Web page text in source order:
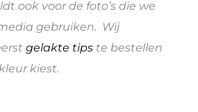
ook voor de foto’s die we
gebruiken. Wij
gelakte tips te bestellen
kiest.